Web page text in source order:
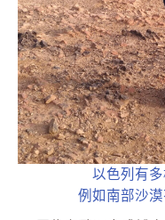
以色列有
例如南部沙